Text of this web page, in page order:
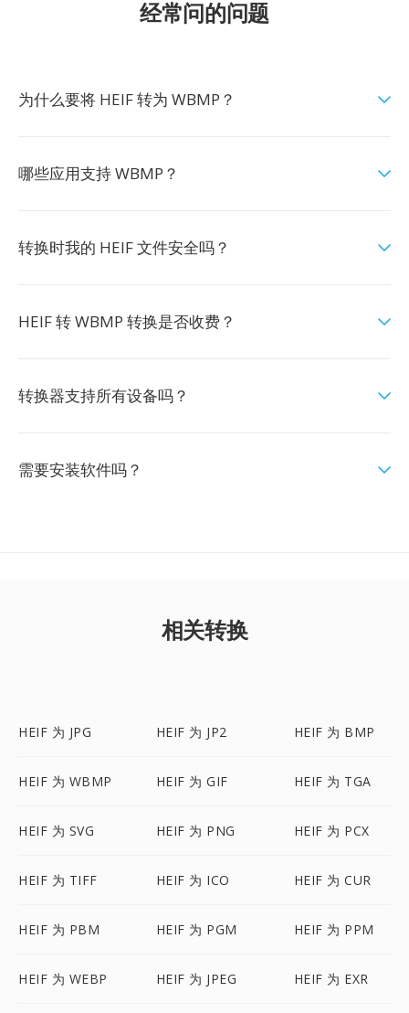
经常问的问题
为什么要将 HEIF 转为 WBMP？
哪些应用支持 WBMP？
转换时我的 HEIF 文件安全吗？
HEIF 转 WBMP 转换是否收费？
转换器支持所有设备吗？
需要安装软件吗？
相关转换
HEIF 为 JPG HEIF 为 JP2 HEIF 为 BMP
HEIF 为 WBMP HEIF 为 GIF HEIF 为 TGA
HEIF 为 SVG HEIF 为 PNG HEIF 为 PCX
HEIF 为 TIFF HEIF 为 ICO HEIF 为 CUR
HEIF 为 PBM HEIF 为 PGM HEIF 为 PPM
HEIF 为 WEBP HEIF 为 JPEG HEIF 为 EXR